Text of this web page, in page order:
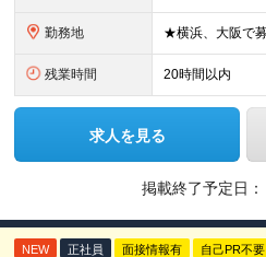
勤務地
残業時間 20時間以内
求人を見る
掲載終了予定日：
NEW 正社員 面接情報有 自己PR不要